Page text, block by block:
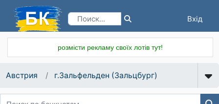
Вхід
розмісти рекламу своїх лотів тут!
Австрия г.Зальфельден (Зальцбург)